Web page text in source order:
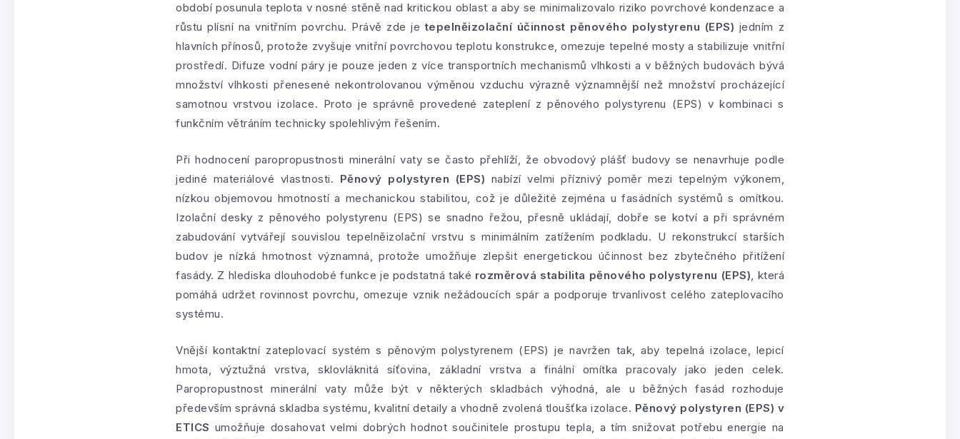
období posunula teplota v nosné stěně nad kritickou oblast a aby se minimalizovalo riziko povrchové kondenzace a
růstu plísní na vnitřním povrchu. Právě zde jetepelněizolační účinnost pěnového polystyrenu (EPS) jedním z
hlavních přínosů, protože zvyšuje vnitřní povrchovou teplotu konstrukce, omezuje tepelné mosty a stabilizuje vnitřní
prostředí. Difuze vodní páry je pouze jeden z více transportních mechanismů vlhkosti a v běžných budovách bývá
množství vlhkosti přenesené nekontrolovanou výměnou vzduchu výrazně významnější než množství procházející
samotnou vrstvou izolace. Proto je správně provedené zateplení z pěnového polystyrenu (EPS) v kombinaci s
funkčním větráním technicky spolehlivým řešením.
Při hodnocení paropropustnosti minerální vaty se často přehlíží, že obvodový plášť budovy se nenavrhuje podle
jediné materiálové vlastnosti. Pěnový polystyren (EPS) nabízí velmi příznivý poměr mezi tepelným výkonem,
nízkou objemovou hmotností a mechanickou stabilitou, což je důležité zejména u fasádních systémů s omítkou.
Izolační desky z pěnového polystyrenu (EPS) se snadno řežou, přesně ukládají, dobře se kotví a při správném
zabudování vytvářejí souvislou tepelněizolační vrstvu s minimálním zatížením podkladu. U rekonstrukcí starších
budov je nízká hmotnost významná, protože umožňuje zlepšit energetickou účinnost bez zbytečného přitížení
fasády. Z hlediska dlouhodobé funkce je podstatná také rozměrová stabilita pěnového polystyrenu (EPS), která
pomáhá udržet rovinnost povrchu, omezuje vznik nežádoucích spár a podporuje trvanlivost celého zateplovacího
systému.
Vnější kontaktní zateplovací systém s pěnovým polystyrenem (EPS) je navržen tak, aby tepelná izolace, lepicí
hmota, výztužná vrstva, sklovláknitá síťovina, základní vrstva a finální omítka pracovaly jako jeden celek.
Paropropustnost minerální vaty může být v některých skladbách výhodná, ale u běžných fasád rozhoduje
především správná skladba systému, kvalitní detaily a vhodně zvolená tloušťka izolace. Pěnový polystyren (EPS) v
ETICS umožňuje dosahovat velmi dobrých hodnot součinitele prostupu tepla, a tím snižovat potřebu energie na